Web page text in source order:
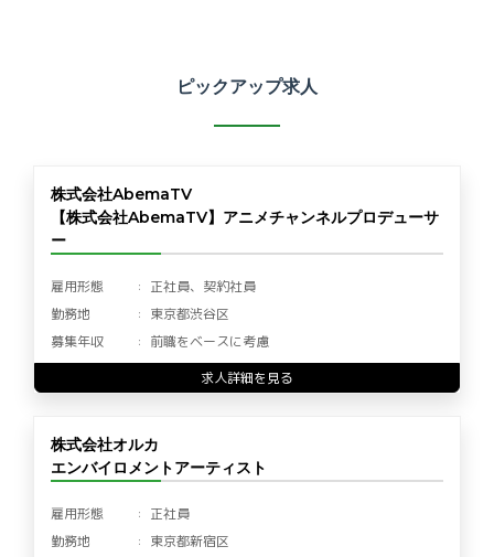
ピックアップ求人
株式会社AbemaTV
【株式会社AbemaTV】アニメチャンネルプロデューサ
ー
雇用形態
正社員、契約社員
勤務地
東京都渋谷区
募集年収
前職をベースに考慮
求人詳細を見る
株式会社オルカ
エンバイロメントアーティスト
雇用形態
正社員
勤務地
東京都新宿区